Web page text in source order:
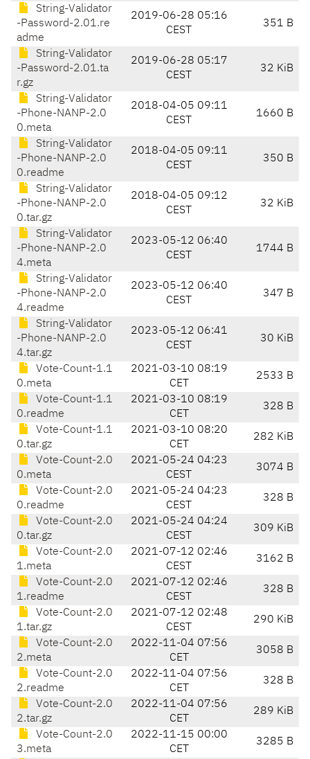
String-Validator
-Password-2.01.re
adme
2019-06-28 05:16
CEST
351 B
String-Validator
-Password-2.01.ta
r.gz
2019-06-28 05:17
CEST
32 KiB
String-Validator
-Phone-NANP-2.0
0.meta
2018-04-05 09:11
CEST
1660 B
String-Validator
-Phone-NANP-2.0
0.readme
2018-04-05 09:11
CEST
350 B
String-Validator
-Phone-NANP-2.0
0.tar.gz
2018-04-05 09:12
CEST
32 KiB
String-Validator
-Phone-NANP-2.0
4.meta
2023-05-12 06:40
CEST
1744 B
String-Validator
-Phone-NANP-2.0
4.readme
2023-05-12 06:40
CEST
347 B
String-Validator
-Phone-NANP-2.0
4.tar.gz
2023-05-12 06:41
CEST
30 KiB
Vote-Count-1.1
0.meta
2021-03-10 08:19
CET
2533 B
Vote-Count-1.1
0.readme
2021-03-10 08:19
CET
328 B
Vote-Count-1.1
0.tar.gz
2021-03-10 08:20
CET
282 KiB
Vote-Count-2.0
0.meta
2021-05-24 04:23
CEST
3074 B
Vote-Count-2.0
0.readme
2021-05-24 04:23
CEST
328 B
Vote-Count-2.0
0.tar.gz
2021-05-24 04:24
CEST
309 KiB
Vote-Count-2.0
1.meta
2021-07-12 02:46
CEST
3162 B
Vote-Count-2.0
1.readme
2021-07-12 02:46
CEST
328 B
Vote-Count-2.0
1.tar.gz
2021-07-12 02:48
CEST
290 KiB
Vote-Count-2.0
2.meta
2022-11-04 07:56
CET
3058 B
Vote-Count-2.0
2.readme
2022-11-04 07:56
CET
328 B
Vote-Count-2.0
2.tar.gz
2022-11-04 07:56
CET
289 KiB
Vote-Count-2.0
3.meta
2022-11-15 00:00
CET
3285 B